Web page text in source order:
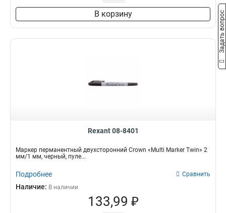
В корзину
Rexant 08-8401
Маркер перманентный двухсторонний Crown «Multi Marker Twin» 2
мм/1 мм, черный, пуле...
Подробнее Сравнить
Наличие: В наличии
133,99 ₽
Задать вопрос